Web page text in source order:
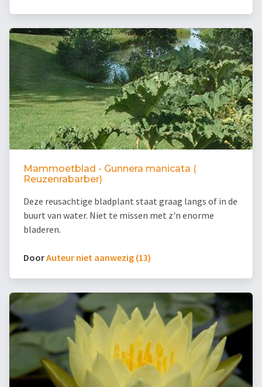
Mammoetblad - Gunnera manicata (
Reuzenrabarber)
Deze reusachtige bladplant staat graag langs of in de
buurt van water. Niet te missen met z'n enorme
bladeren.
DoorAuteur niet aanwezig (13)